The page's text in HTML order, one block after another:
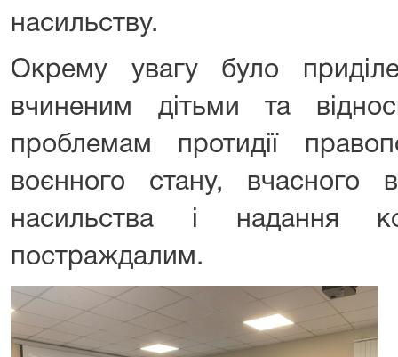
насильству.
Окрему увагу було
вчиненим дітьми та
проблемам протидії
воєнного стану, вчасного
насильства і надання
постраждалим.